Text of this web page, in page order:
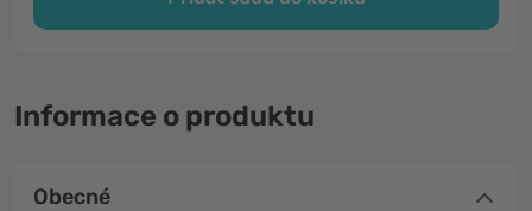
Informace o produktu
Obecné